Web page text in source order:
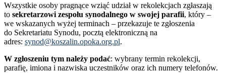
Wszystkie osoby pragnące wziąć udział w rekolekcjach zgłaszają
to sekretarzowi zespołu synodalnego w swojej parafii, który –
we wskazanych wyżej terminach – przekazuje te zgłoszenia
do Sekretariatu Synodu, pocztą elektroniczną na
adres: synod@koszalin.opoka.org.pl.
W zgłoszeniu tym należy podać: wybrany termin rekolekcji,
parafię, imiona i nazwiska uczestników oraz ich numery telefonów.